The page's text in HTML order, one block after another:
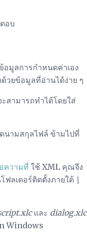
อบ
มูลการกำหนดค่าเอง
วยข้อมูลที่อ่านได้ง่าย ๆ
สามารถทำได้โดยใส่
นามสกุลไฟล์ ข้ามไปที่
ความที่ ใช้ XML คุณจึง
ฟลเดอร์ติดตั้งภายใต้ \
และ dialog.xlc
Windows